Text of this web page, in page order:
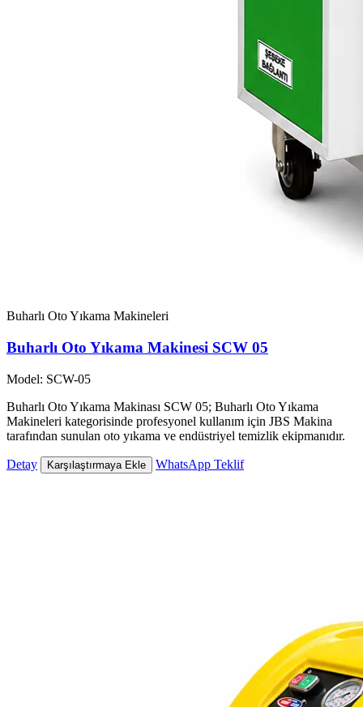
Buharlı Oto Yıkama Makineleri
Buharlı Oto Yıkama Makinesi SCW 05
Model: SCW-05
Buharlı Oto Yıkama Makinası SCW 05; Buharlı Oto Yıkama
Makineleri kategorisinde profesyonel kullanım için JBS Makina
tarafından sunulan oto yıkama ve endüstriyel temizlik ekipmanıdır.
Detay Karşılaştırmaya Ekle WhatsApp Teklif